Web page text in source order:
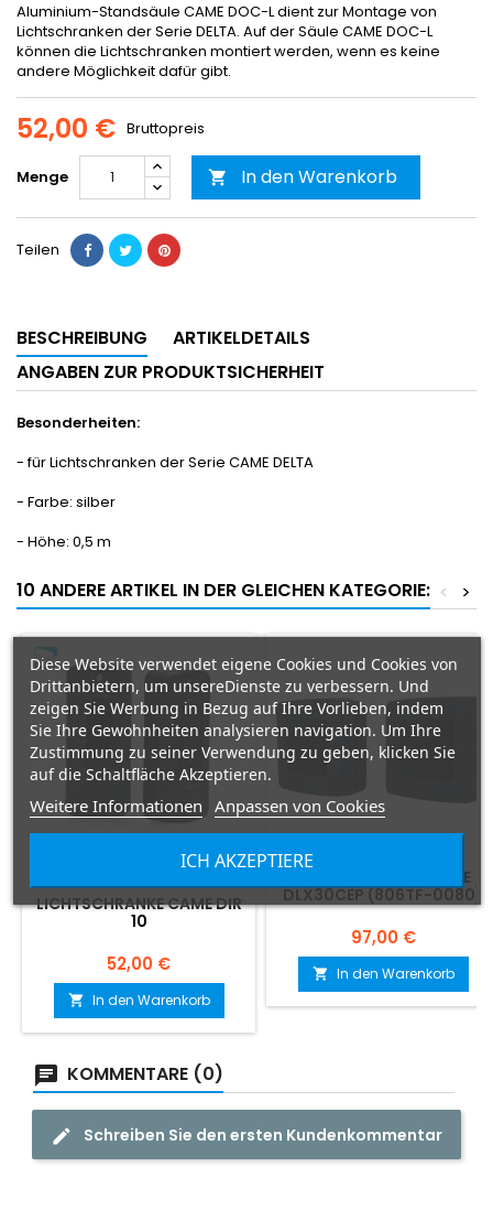
Aluminium-Standsäule CAME DOC-L dient zur Montage von
Lichtschranken der Serie DELTA. Auf der Säule CAME DOC-L
können die Lichtschranken montiert werden, wenn es keine
andere Möglichkeit dafür gibt.
52,00 € Bruttopreis
Menge  In den Warenkorb
Teilen
BESCHREIBUNG
ARTIKELDETAILS
ANGABEN ZUR PRODUKTSICHERHEIT
Besonderheiten:
- für Lichtschranken der Serie CAME DELTA
- Farbe: silber
- Höhe: 0,5 m
10 ANDERE ARTIKEL IN DER GLEICHEN KATEGORIE: >
<
LICHTSCHRANKE CAME DIR
10
Preis
52,00 €
 In den Warenkorb
LICHTSCHRANKE CAME
DLX30CEP (806TF-0080)
Preis
97,00 €
 In den Warenkorb
KOMMENTARE (0)
Schreiben Sie den ersten Kundenkommentar
Diese Website verwendet eigene Cookies und Cookies von
Drittanbietern, um unsereDienste zu verbessern. Und
zeigen Sie Werbung in Bezug auf Ihre Vorlieben, indem
Sie Ihre Gewohnheiten analysieren navigation. Um Ihre
Zustimmung zu seiner Verwendung zu geben, klicken Sie
auf die Schaltfläche Akzeptieren.
Weitere Informationen Anpassen von Cookies
ICH AKZEPTIERE